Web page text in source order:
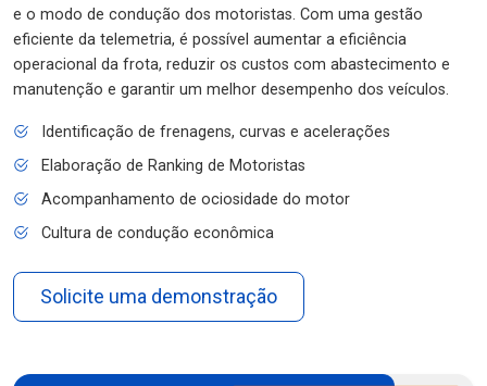
e o modo de condução dos motoristas. Com uma gestão
eficiente da telemetria, é possível aumentar a eficiência
operacional da frota, reduzir os custos com abastecimento e
manutenção e garantir um melhor desempenho dos veículos.
Identificação de frenagens, curvas e acelerações
Elaboração de Ranking de Motoristas
Acompanhamento de ociosidade do motor
Cultura de condução econômica
Solicite uma demonstração